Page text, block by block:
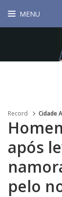
MENU
Record Cidade
após
pelo